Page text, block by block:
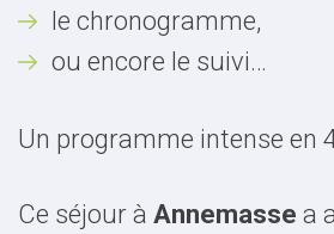
le chronogramme,
ou encore le suivi…
Un programme intense en
Ce séjour à Annemasse a